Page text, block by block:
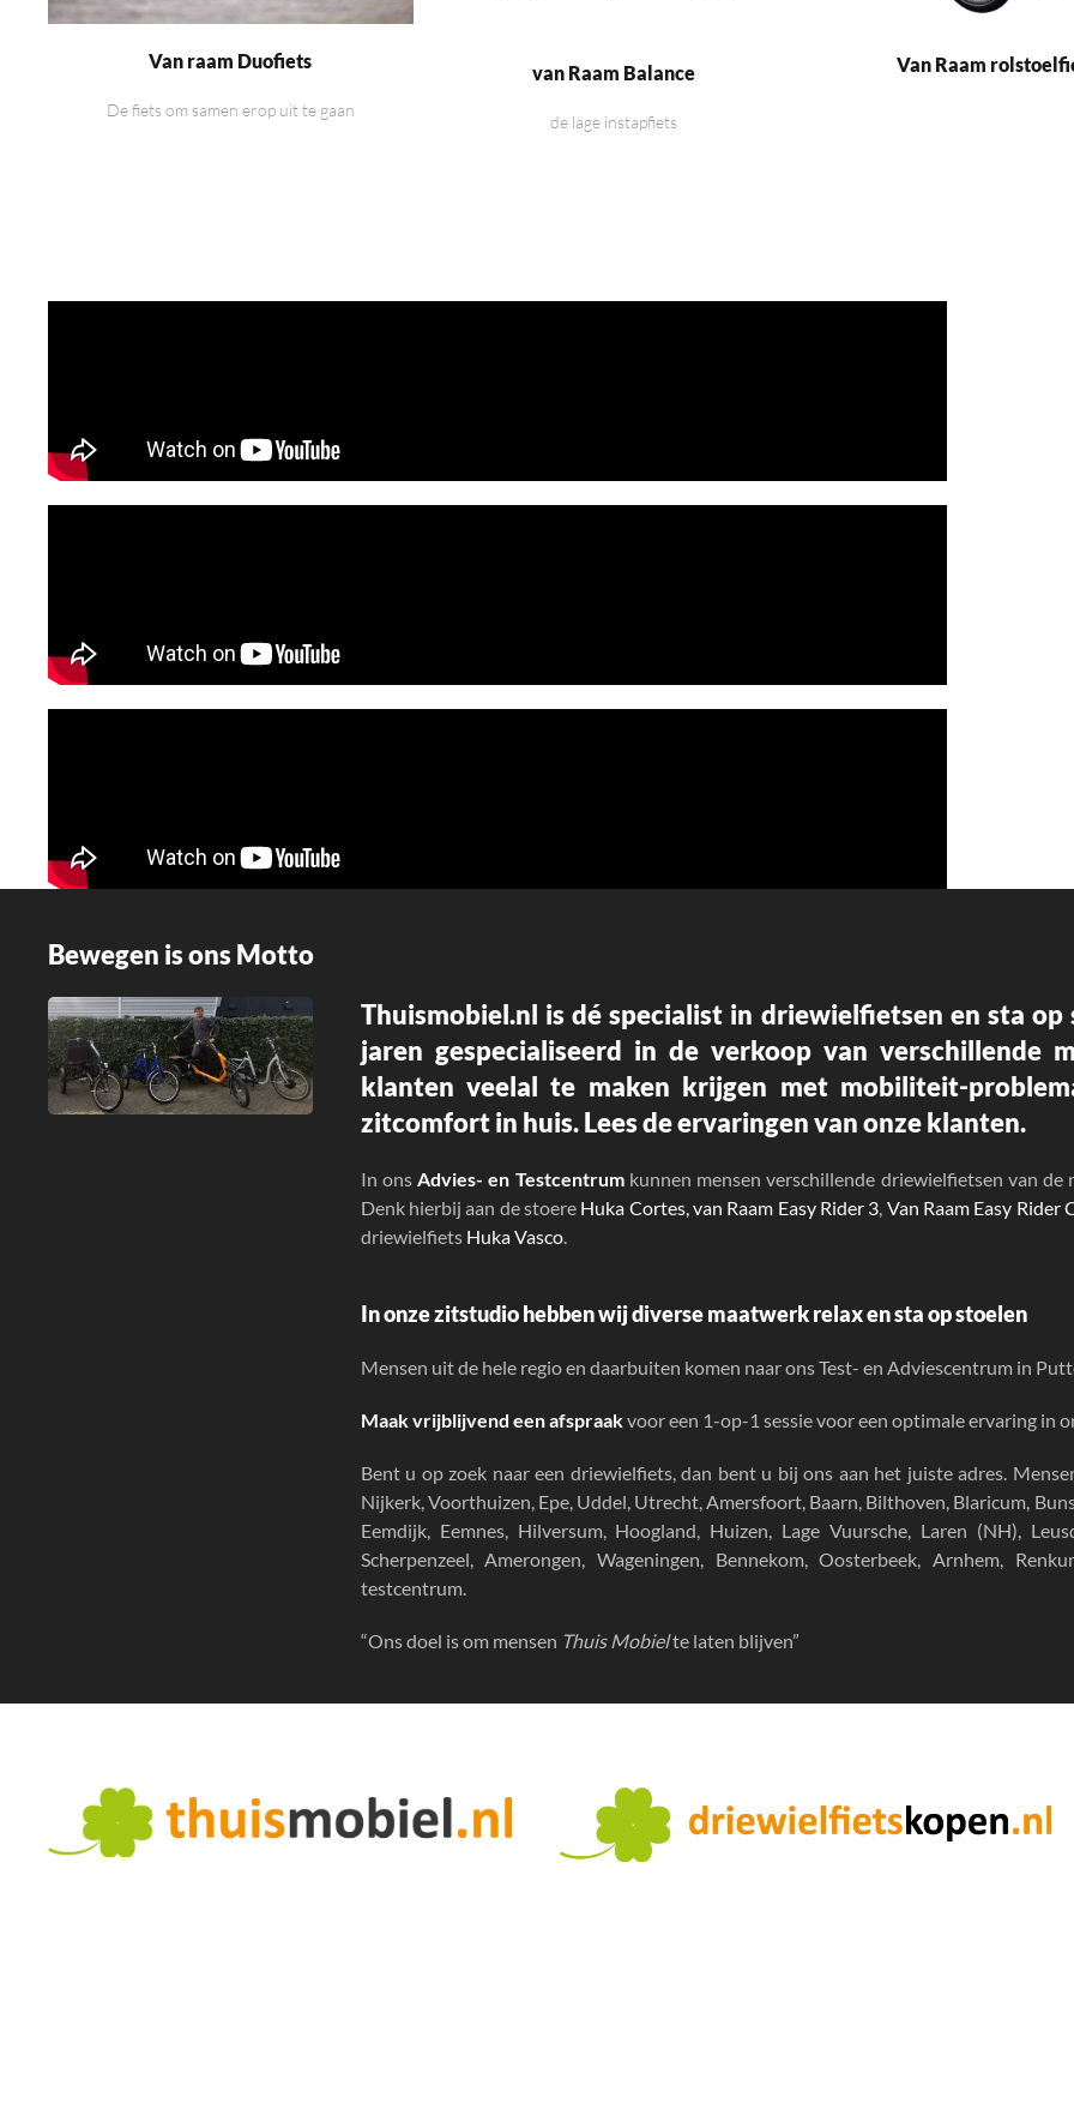
Van raam Duofiets
De fiets om samen erop uit te gaan
van Raam Balance
de lage instapfiets
Van Raam
Bewegen is ons Motto
Thuismobiel.nl is dé specialist in driewielfietsen en sta
jaren gespecialiseerd in de verkoop van verschillende
klanten veelal te maken krijgen met mobiliteit-
zitcomfort in huis.Lees de ervaringenvan onze klanten.
In onsAdvies- en Testcentrumkunnen mensen verschillende driewielfietsen van de
Denk hierbij aan de stoere Huka Cortes,van Raam Easy Rider 3, Van Raam Easy Rider
driewielfiets Huka Vasco.
In onzezitstudiohebben wij diverse maatwerk relax en sta op stoelen
Mensen uit de hele regio en daarbuiten komen naar ons Test- en Adviescentrum in
Maak vrijblijvend een afspraakvoor een 1-op-1 sessie voor een optimale ervaring in
Bent u op zoek naar een driewielfiets, dan bent u bij ons aan het juiste adres.
Nijkerk, Voorthuizen, Epe, Uddel, Utrecht, Amersfoort, Baarn, Bilthoven, Blaricum,
Eemdijk, Eemnes, Hilversum, Hoogland, Huizen, Lage Vuursche, Laren (NH),
Scherpenzeel, Amerongen, Wageningen, Bennekom, Oosterbeek, Arnhem,
testcentrum.
“Ons doel is om mensen Thuis Mobielte laten blijven”